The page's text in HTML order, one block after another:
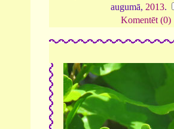
augumā, 2013.
Komentēt (0)